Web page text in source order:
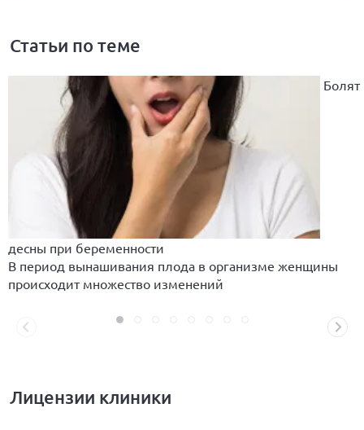
Статьи по теме
Болят
десны при беременности
В период вынашивания плода в организме женщины
происходит множество изменений
Лицензии клиники